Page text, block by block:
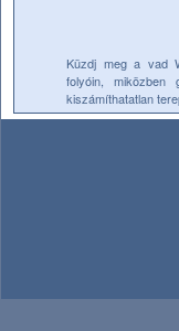
Küzdj meg a vad
folyóin, miközben
kiszámíthatatlan